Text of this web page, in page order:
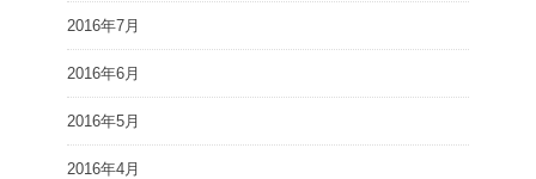
2016年7月
2016年6月
2016年5月
2016年4月